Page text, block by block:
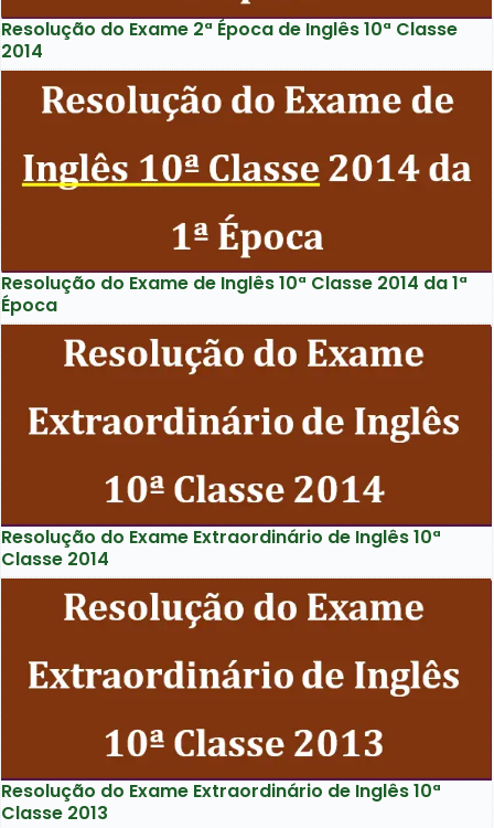
Resolução do Exame 2ª Época de Inglês 10ª Classe
2014
Resolução do Exame de Inglês 10ª Classe 2014 da 1ª
Época
Resolução do Exame Extraordinário de Inglês 10ª
Classe 2014
Resolução do Exame Extraordinário de Inglês 10ª
Classe 2013